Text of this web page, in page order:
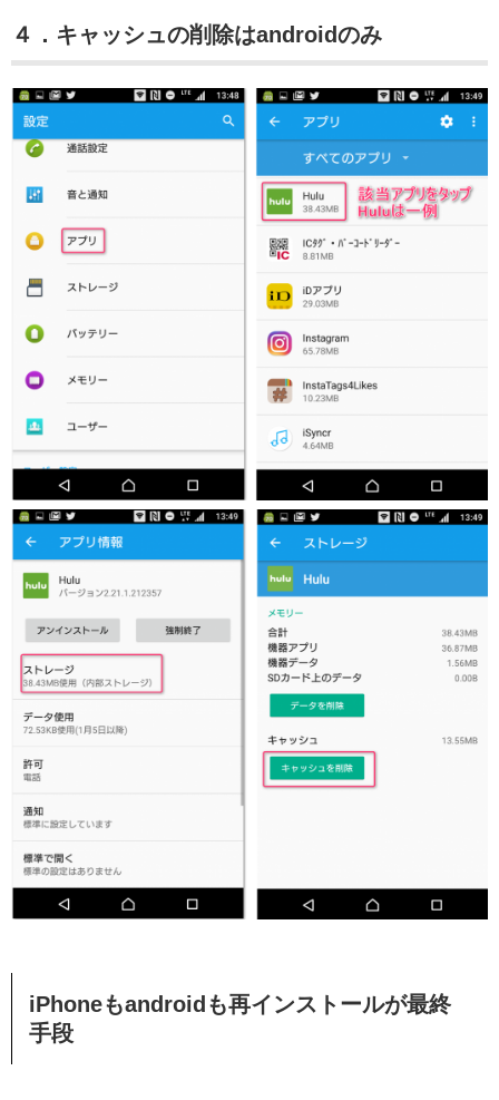
４．キャッシュの削除はandroidのみ
iPhoneもandroidも再インストールが最終
手段